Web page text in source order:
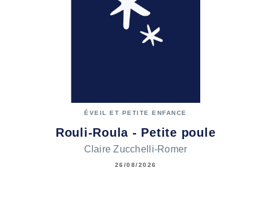
ÉVEIL ET PETITE ENFANCE
Rouli-Roula - Petite poule
Claire Zucchelli-Romer
26/08/2026